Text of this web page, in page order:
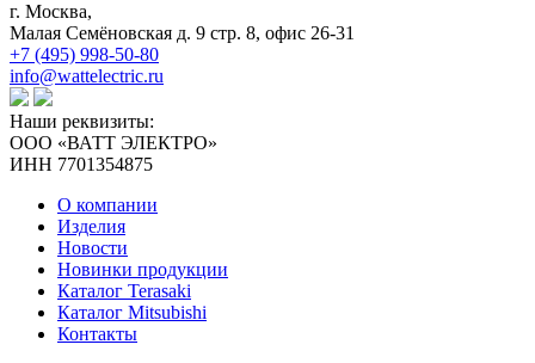
г. Москва,
Малая Семёновская д. 9 стр. 8, офис 26-31
+7 (495) 998-50-80
info@wattelectric.ru
Наши реквизиты:
ООО «ВАТТ ЭЛЕКТРО»
ИНН 7701354875
О компании
Изделия
Новости
Новинки продукции
Каталог Terasaki
Каталог Mitsubishi
Контакты